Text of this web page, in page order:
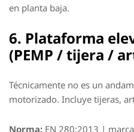
en planta baja.
6. Plataforma
(PEMP / tijera /
Técnicamente no es un
motorizado. Incluye tijeras,
Norma: EN 280:2013 |